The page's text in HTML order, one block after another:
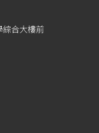
綜合大樓前